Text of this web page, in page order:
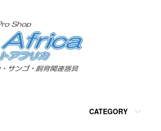
CATEGORY